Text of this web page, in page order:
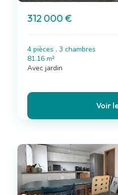
312 000 €
4 pièces , 3 chambres
81.16 m²
Avec jardin
Voir